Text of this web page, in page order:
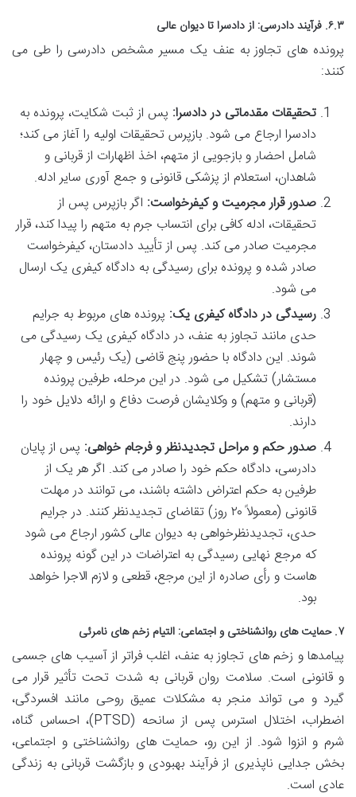
۶.۳. فرآیند دادرسی: از دادسرا تا دیوان عالی
پرونده های تجاوز به عنف یک مسیر مشخص دادرسی را طی می
کنند:
تحقیقات مقدماتی در دادسرا: پس از ثبت شکایت، پرونده به
دادسرا ارجاع می شود. بازپرس تحقیقات اولیه را آغاز می کند؛
شامل احضار و بازجویی از متهم، اخذ اظهارات از قربانی و
شاهدان، استعلام از پزشکی قانونی و جمع آوری سایر ادله.
صدور قرار مجرمیت و کیفرخواست: اگر بازپرس پس از
تحقیقات، ادله کافی برای انتساب جرم به متهم را پیدا کند، قرار
مجرمیت صادر می کند. پس از تأیید دادستان، کیفرخواست
صادر شده و پرونده برای رسیدگی به دادگاه کیفری یک ارسال
می شود.
رسیدگی در دادگاه کیفری یک: پرونده های مربوط به جرایم
حدی مانند تجاوز به عنف، در دادگاه کیفری یک رسیدگی می
شوند. این دادگاه با حضور پنج قاضی (یک رئیس و چهار
مستشار) تشکیل می شود. در این مرحله، طرفین پرونده
(قربانی و متهم) و وکلایشان فرصت دفاع و ارائه دلایل خود را
دارند.
صدور حکم و مراحل تجدیدنظر و فرجام خواهی: پس از پایان
دادرسی، دادگاه حکم خود را صادر می کند. اگر هر یک از
طرفین به حکم اعتراض داشته باشند، می توانند در مهلت
قانونی (معمولاً ۲۰ روز) تقاضای تجدیدنظر کنند. در جرایم
حدی، تجدیدنظرخواهی به دیوان عالی کشور ارجاع می شود
که مرجع نهایی رسیدگی به اعتراضات در این گونه پرونده
هاست و رأی صادره از این مرجع، قطعی و لازم الاجرا خواهد
بود.
۷. حمایت های روانشناختی و اجتماعی: التیام زخم های نامرئی
پیامدها و زخم های تجاوز به عنف، اغلب فراتر از آسیب های جسمی
و قانونی است. سلامت روان قربانی به شدت تحت تأثیر قرار می
گیرد و می تواند منجر به مشکلات عمیق روحی مانند افسردگی،
اضطراب، اختلال استرس پس از سانحه (PTSD)، احساس گناه،
شرم و انزوا شود. از این رو، حمایت های روانشناختی و اجتماعی،
بخش جدایی ناپذیری از فرآیند بهبودی و بازگشت قربانی به زندگی
عادی است.